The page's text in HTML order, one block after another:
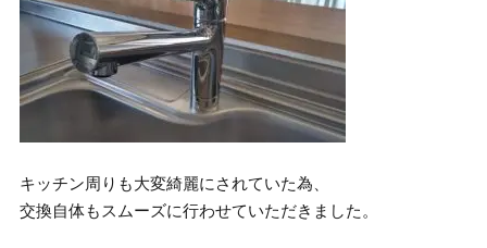
キッチン周りも大変綺麗にされていた為、
交換自体もスムーズに行わせていただきました。